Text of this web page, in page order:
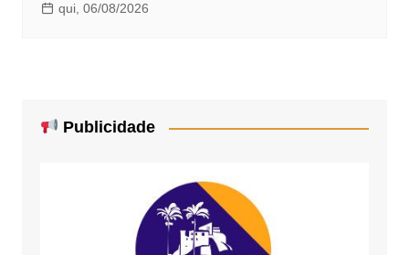
qui, 06/08/2026
Publicidade